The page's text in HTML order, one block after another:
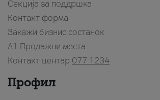
Секција за поддршка
Контакт форма
Закажи бизнис состанок
A1 Продажни места
Контакт центар 077 1234
Профил